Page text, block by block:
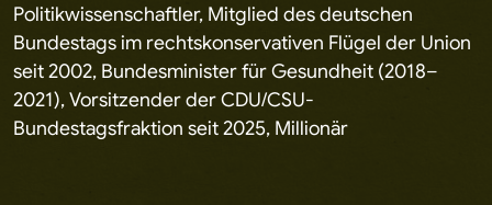
Politikwissenschaftler, Mitglied des deutschen
Bundestags im rechtskonservativen Flügel der Union
seit 2002, Bundesminister für Gesundheit (2018–
2021), Vorsitzender der CDU/CSU-
Bundestagsfraktion seit 2025, Millionär